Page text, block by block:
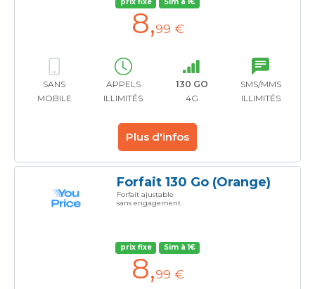
prix fixe Sim à 1€
8,99 €
SANS
MOBILE
APPELS
ILLIMITÉS
130 GO
4G
SMS/MMS
ILLIMITÉS
Plus d'infos
Forfait 130 Go (Orange)
Forfait ajustable
sans engagement
prix fixe Sim à 1€
8,99 €